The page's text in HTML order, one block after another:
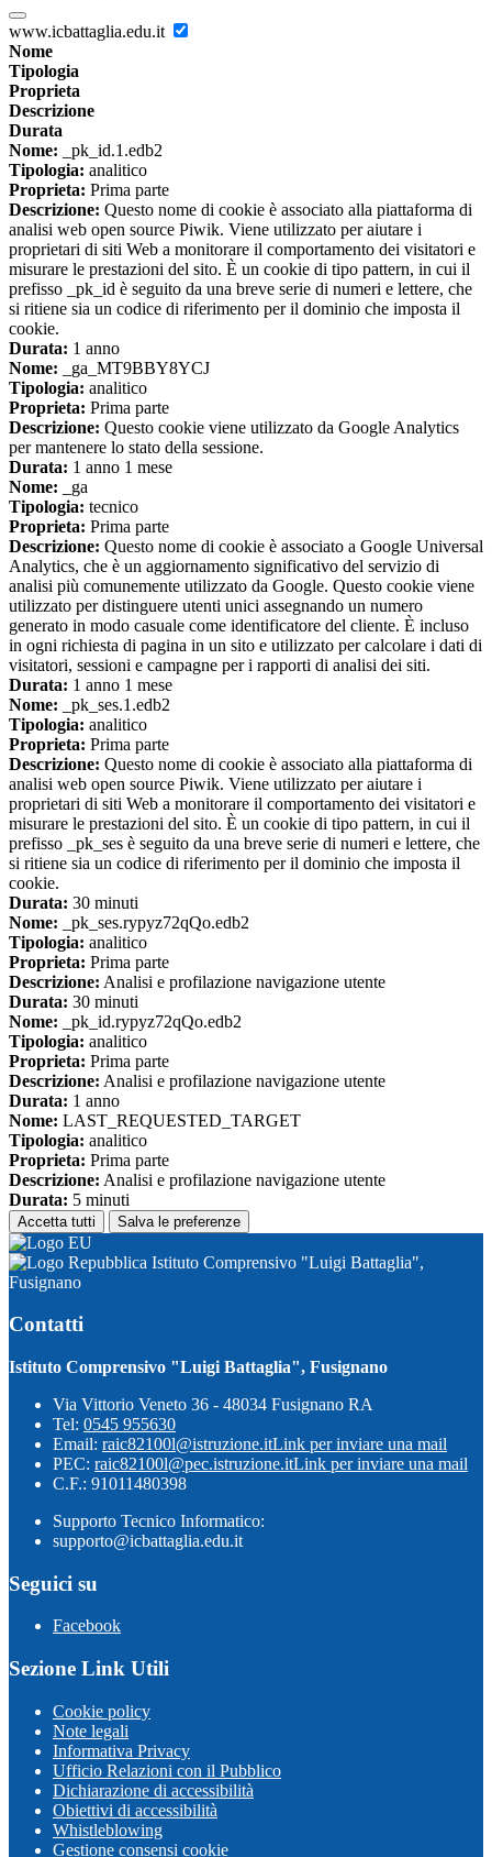
www.icbattaglia.edu.it
Nome
Tipologia
Proprieta
Descrizione
Durata
Nome: _pk_id.1.edb2
Tipologia: analitico
Proprieta: Prima parte
Descrizione: Questo nome di cookie è associato alla piattaforma di
analisi web open source Piwik. Viene utilizzato per aiutare i
proprietari di siti Web a monitorare il comportamento dei visitatori e
misurare le prestazioni del sito. È un cookie di tipo pattern, in cui il
prefisso _pk_id è seguito da una breve serie di numeri e lettere, che
si ritiene sia un codice di riferimento per il dominio che imposta il
cookie.
Durata: 1 anno
Nome: _ga_MT9BBY8YCJ
Tipologia: analitico
Proprieta: Prima parte
Descrizione: Questo cookie viene utilizzato da Google Analytics
per mantenere lo stato della sessione.
Durata: 1 anno 1 mese
Nome: _ga
Tipologia: tecnico
Proprieta: Prima parte
Descrizione: Questo nome di cookie è associato a Google Universal
Analytics, che è un aggiornamento significativo del servizio di
analisi più comunemente utilizzato da Google. Questo cookie viene
utilizzato per distinguere utenti unici assegnando un numero
generato in modo casuale come identificatore del cliente. È incluso
in ogni richiesta di pagina in un sito e utilizzato per calcolare i dati di
visitatori, sessioni e campagne per i rapporti di analisi dei siti.
Durata: 1 anno 1 mese
Nome: _pk_ses.1.edb2
Tipologia: analitico
Proprieta: Prima parte
Descrizione: Questo nome di cookie è associato alla piattaforma di
analisi web open source Piwik. Viene utilizzato per aiutare i
proprietari di siti Web a monitorare il comportamento dei visitatori e
misurare le prestazioni del sito. È un cookie di tipo pattern, in cui il
prefisso _pk_ses è seguito da una breve serie di numeri e lettere, che
si ritiene sia un codice di riferimento per il dominio che imposta il
cookie.
Durata: 30 minuti
Nome: _pk_ses.rypyz72qQo.edb2
Tipologia: analitico
Proprieta: Prima parte
Descrizione: Analisi e profilazione navigazione utente
Durata: 30 minuti
Nome: _pk_id.rypyz72qQo.edb2
Tipologia: analitico
Proprieta: Prima parte
Descrizione: Analisi e profilazione navigazione utente
Durata: 1 anno
Nome: LAST_REQUESTED_TARGET
Tipologia: analitico
Proprieta: Prima parte
Descrizione: Analisi e profilazione navigazione utente
Durata: 5 minuti
Accetta tutti Salva le preferenze
Istituto Comprensivo "Luigi Battaglia",
Fusignano
Contatti
Istituto Comprensivo "Luigi Battaglia", Fusignano
Via Vittorio Veneto 36 - 48034 Fusignano RA
Tel: 0545 955630
Email: raic82100l@istruzione.itLink per inviare una mail
PEC: raic82100l@pec.istruzione.itLink per inviare una mail
C.F.: 91011480398
Supporto Tecnico Informatico:
supporto@icbattaglia.edu.it
Seguici su
Facebook
Sezione Link Utili
Cookie policy
Note legali
Informativa Privacy
Ufficio Relazioni con il Pubblico
Dichiarazione di accessibilità
Obiettivi di accessibilità
Whistleblowing
Gestione consensi cookie